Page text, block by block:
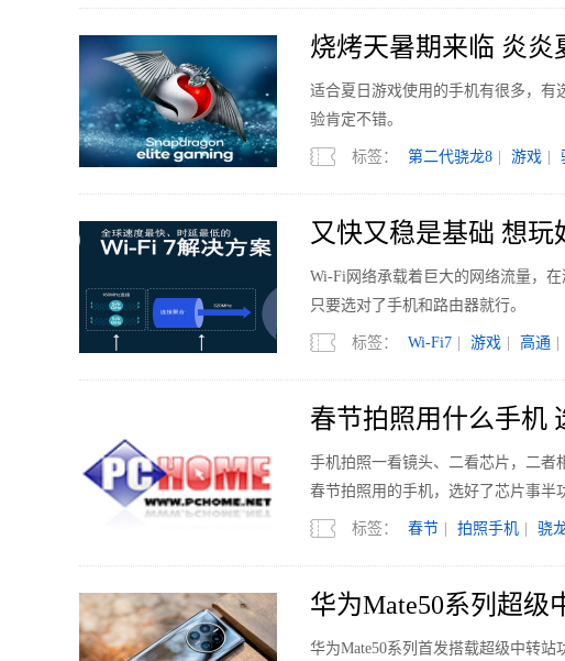
烧烤天暑期来临 炎
适合夏日游戏使用的手机有很多，有
验肯定不错。
标签： 第二代骁龙8 游戏
又快又稳是基础 想
Wi-Fi网络承载着巨大的网络流量，
只要选对了手机和路由器就行。
标签： Wi-Fi7 游戏 高通
春节拍照用什么手机
手机拍照一看镜头、二看芯片，二者
春节拍照用的手机，选好了芯片事半
标签： 春节 拍照手机 骁
华为Mate50系列超级
华为Mate50系列首发搭载超级中转